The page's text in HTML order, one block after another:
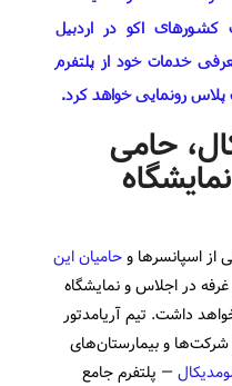
اکو در اردبیل
خدمات خود از پلتفرم
پلاس رونمایی خواهد کرد.
حامی
اسپانسرها وحامیان این
در اجلاس و نمایشگاه
داشت. تیم آریامدتور
و بیمارستان‌های
— پلتفرم جامع